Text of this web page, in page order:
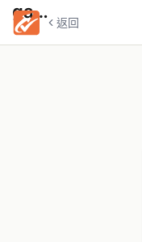
返回
garage